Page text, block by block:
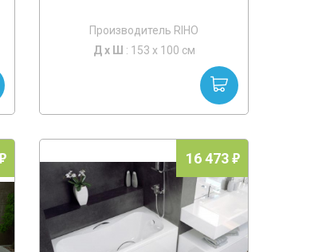
Производитель RIHO
Д х Ш : 153 x 100 см
16 473